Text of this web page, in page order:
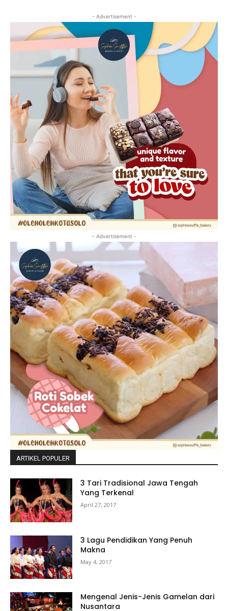
- Advertisement -
- Advertisement -
ARTIKEL POPULER
3 Tari Tradisional Jawa Tengah
Yang Terkenal
April 27, 2017
3 Lagu Pendidikan Yang Penuh
Makna
May 4, 2017
Mengenal Jenis-Jenis Gamelan dari
Nusantara